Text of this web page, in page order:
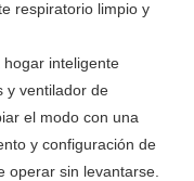
respiratorio limpio y
hogar inteligente
y ventilador de
el modo con una
y configuración de
operar sin levantarse.